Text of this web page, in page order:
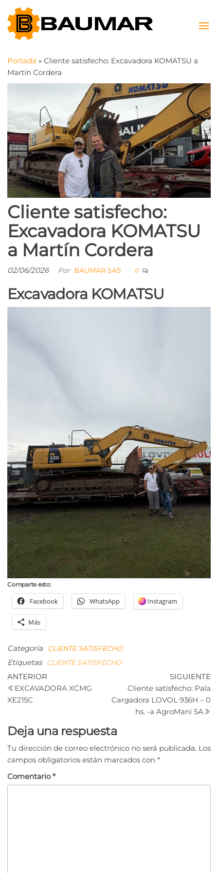
Saltar
contenido
Portada » Cliente satisfecho: Excavadora KOMATSU a
Martín Cordera
Cliente satisfecho:
Excavadora KOMATSU
a Martín Cordera
02/06/2026 Por BAUMAR SAS 0
Excavadora KOMATSU
Comparte esto:
Facebook WhatsApp Instagram
Más
Categoría CLIENTE SATISFECHO
Etiquetas CLIENTE SATISFECHO
Navegación
de
Entrada
anterior
ANTERIOR
EXCAVADORA XCMG
XE215C
SIGUIENTE
Cliente satisfecho: Pala
Cargadora LOVOL 936H – 0
hs. -a AgroMani SA
Deja una respuesta
Tu dirección de correo electrónico no será publicada. Los
campos obligatorios están marcados con *
Comentario*